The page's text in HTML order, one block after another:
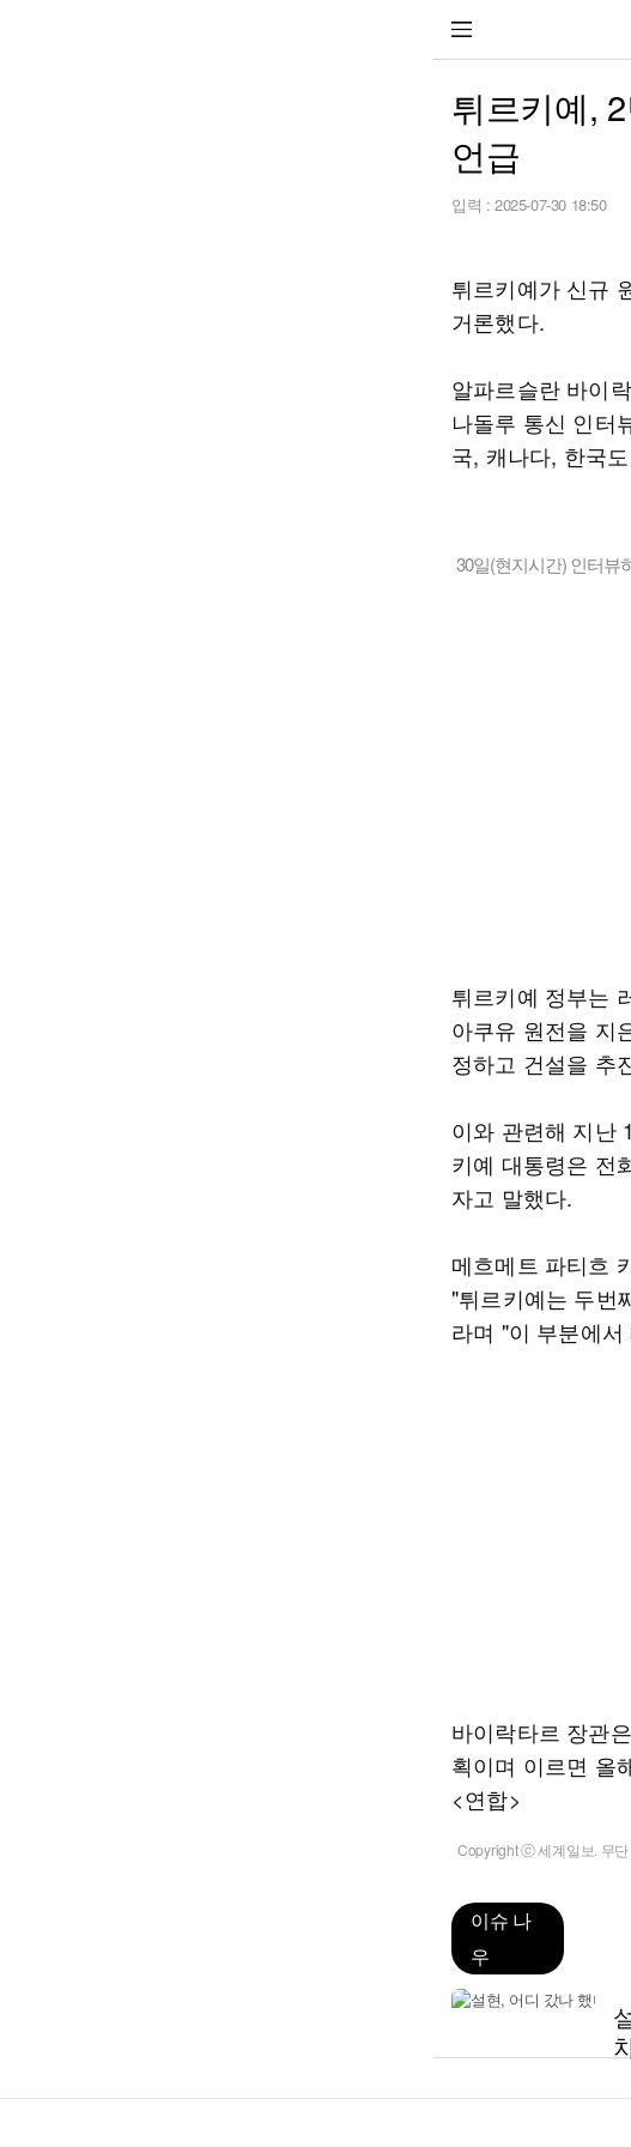
튀르키예,
언급
입력 : 2025-07-30 18:50
튀르키예가 신규
거론했다.
알파르슬란 바이
나돌루 통신 인터
국, 캐나다, 한국
30일(현지시간) 인터뷰
튀르키예 정부는
아쿠유 원전을 지
정하고 건설을 추
이와 관련해 지난
키예 대통령은 전
자고 말했다.
메흐메트 파티흐
"튀르키예는 두번
라며 "이 부분에
바이락타르 장관
획이며 이르면 올
<연합>
Copyright ⓒ 세계일보. 무단
이슈 나
우